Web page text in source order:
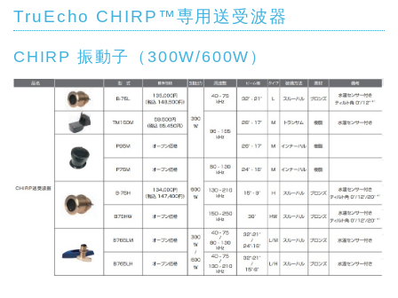
TruEcho CHIRP™専用送受波器
CHIRP 振動子（300W/600W）